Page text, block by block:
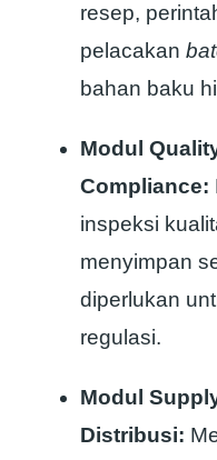
resep,
pelacakan
bahan baku
Modul
Compliance:
inspeksi
menyimpan
diperlukan
regulasi.
Modul
Distribusi: